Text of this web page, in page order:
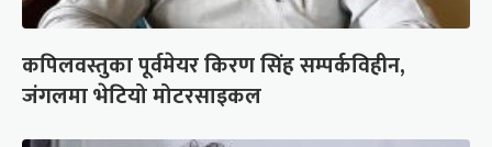
कपिलवस्तुका पूर्वमेयर किरण सिंह सम्पर्कविहीन,
जंगलमा भेटियो मोटरसाइकल